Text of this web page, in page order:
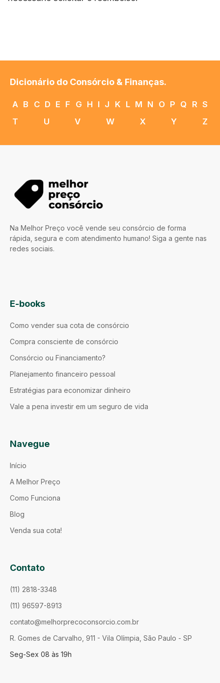
Dicionário do Consórcio & Finanças.
A B C D E F G H I J K L M N O P Q R S
T
U V W X Y Z
Na Melhor Preço você vende seu consórcio de forma
rápida, segura e com atendimento humano! Siga a gente nas
redes sociais.
E-books
Como vender sua cota de consórcio
Compra consciente de consórcio
Consórcio ou Financiamento?
Planejamento financeiro pessoal
Estratégias para economizar dinheiro
Vale a pena investir em um seguro de vida
Navegue
Início
A Melhor Preço
Como Funciona
Blog
Venda sua cota!
Contato
(11) 2818-3348
(11) 96597-8913
contato@melhorprecoconsorcio.com.br
R. Gomes de Carvalho, 911 - Vila Olímpia, São Paulo - SP
Seg-Sex 08 às 19h